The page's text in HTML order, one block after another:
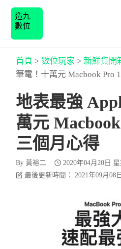
造九
數位
首頁 > 數位玩家 > 新鮮貨開
筆電！十萬元 Macbook Pro
地表最強
萬元
三個月心得
By 黃裕二
2020年04月20日
最後更新時間： 2021年09月08日